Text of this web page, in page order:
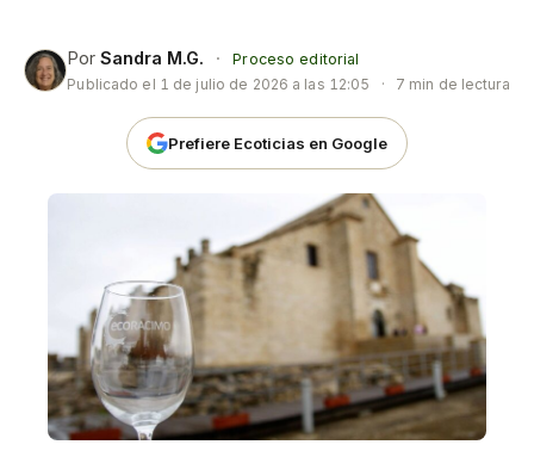
PorSandra M.G. ·
Proceso editorial
Publicado el 1 de julio de 2026 a las 12:05 · 7 min de lectura
Prefiere Ecoticias en Google